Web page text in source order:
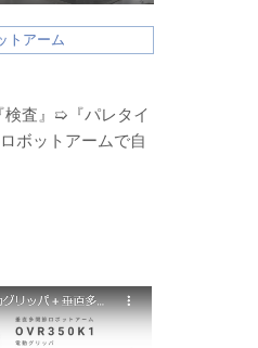
トアーム
検査』➯『パレタイ
ボットアームで自